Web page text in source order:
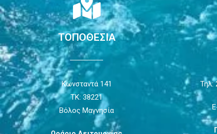
ΤΟΠΟΘΕΣΙΑ
Κωνσταντά 141
ΤΚ: 38221
Βόλος Μαγνησία
Τηλ: